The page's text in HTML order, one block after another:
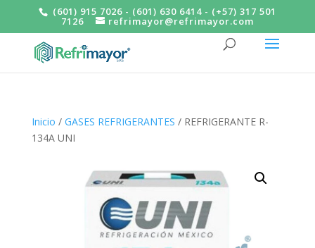
(601) 915 7026 - (601) 630 6414 - (+57) 317 501
7126 refrimayor@refrimayor.com
Inicio / GASES REFRIGERANTES / REFRIGERANTE R-
134A UNI